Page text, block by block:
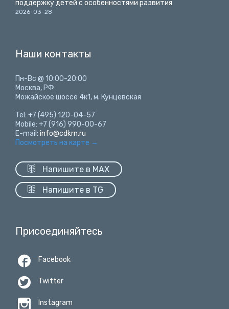
поддержку детей с особенностями развития
2026-03-28
Наши контакты
Пн-Вс @ 10:00-20:00
Москва, РФ
Можайское шоссе 4к1, м. Кунцевская
Tel: +7 (495) 120-04-57
Mobile: +7 (916) 990-00-67
E-mail: info@cdkrn.ru
Посмотреть на карте →
 Напишите в MAX
 Напишите в TG
Присоединяйтесь
 Facebook
 Twitter
 Instagram